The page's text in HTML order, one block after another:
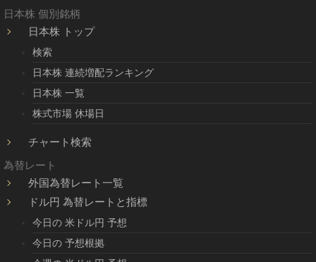
日本株 個別銘柄
日本株 トップ
検索
日本株 連続増配ランキング
日本株 一覧
株式市場 休場日
チャート検索
為替レート
外国為替レート一覧
ドル円 為替レートと指標
今日の 米ドル円 予想
今日の 予想根拠